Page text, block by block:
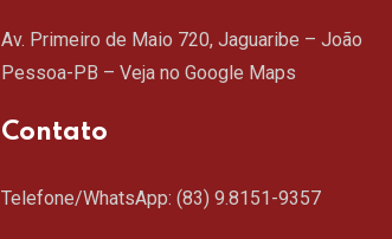
Av. Primeiro de Maio 720, Jaguaribe – João
Pessoa-PB – Veja no Google Maps
Contato
Telefone/WhatsApp: (83) 9.8151-9357